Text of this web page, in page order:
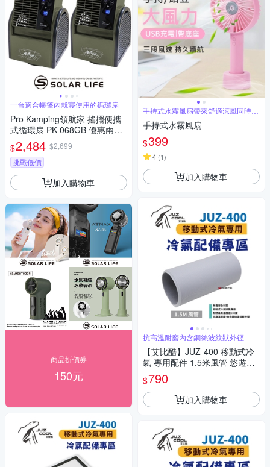
一台適合帳篷內就寢使用的循環扇
Pro Kamping領航家 搖擺便攜
式循環扇 PK-068GB 優惠兩入
組(含收納袋).露營渦輪扇 帳篷
循環扇 遙控循環風扇 帳篷電風
扇 戶外涼風扇
$2,484 $2,699
挑戰低價
加入購物車
商品折價券
150元
手持式水霧風扇帶來舒適涼風同時為
您降溫
手持式水霧風扇
$399
4(1)
加入購物車
抗高溫耐磨內含鋼絲波紋狀外徑
【艾比酷】JUZ-400 移動式冷
氣 專用配件 1.5米風管 悠遊戶
外
$790
加入購物車